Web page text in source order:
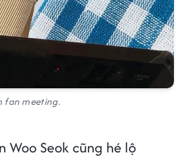
fan meeting.
Woo Seok cũng hé lộ